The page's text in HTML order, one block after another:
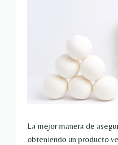
La mejor manera de
obteniendo un producto